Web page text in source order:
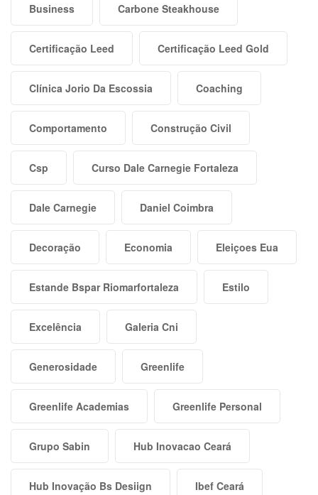
Business Carbone Steakhouse
Certificação Leed Certificação Leed Gold
Clínica Jorio Da Escossia Coaching
Comportamento Construção Civil
Csp Curso Dale Carnegie Fortaleza
Dale Carnegie Daniel Coimbra
Decoração Economia Eleiçoes Eua
Estande Bspar Riomarfortaleza Estilo
Excelência Galeria Cni
Generosidade Greenlife
Greenlife Academias Greenlife Personal
Grupo Sabin Hub Inovacao Ceará
Hub Inovação Bs Desiign Ibef Ceará